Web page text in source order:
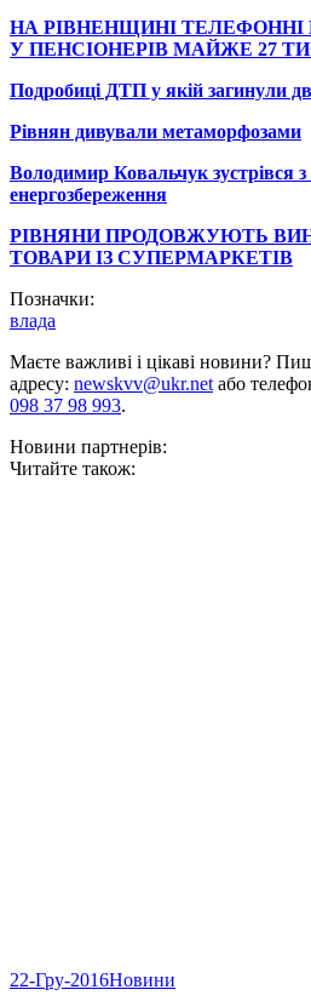
НА РІВНЕНЩИНІ
У ПЕНСІОНЕРІВ МАЙЖЕ 27
Подробиці ДТП у якій загинули
Рівнян дивували метаморфозами
Володимир Ковальчук зустрівся
енергозбереження
РІВНЯНИ ПРОДОВЖУЮТЬ
ТОВАРИ ІЗ СУПЕРМАРКЕТІВ
Позначки:
влада
Маєте важливі і цікаві новини?
адресу: newskvv@ukr.netабо
098 37 98 993.
Новини партнерів:
Читайте також:
22-Гру-2016Новини